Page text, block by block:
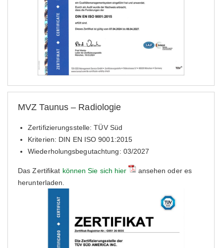
MVZ Taunus – Radiologie
Zertifizierungsstelle: TÜV Süd
Kriterien: DIN EN ISO 9001:2015
Wiederholungsbegutachtung: 03/2027
Das Zertifikat können Sie sich hier
ansehen oder es
herunterladen.